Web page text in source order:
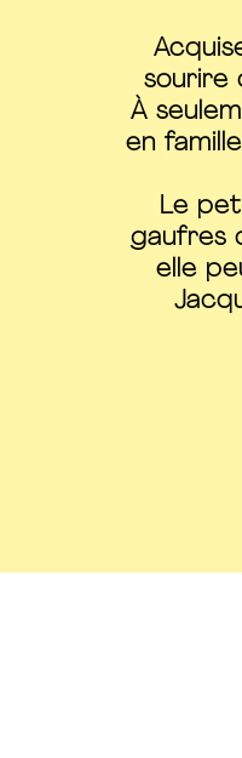
sourire
À
en
Le
gaufres
elle